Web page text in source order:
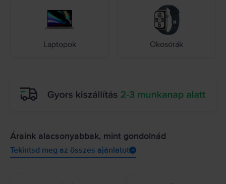
Laptopok Okosórák
Áraink alacsonyabbak, mint gondolnád
Tekintsd meg az összes ajánlatot